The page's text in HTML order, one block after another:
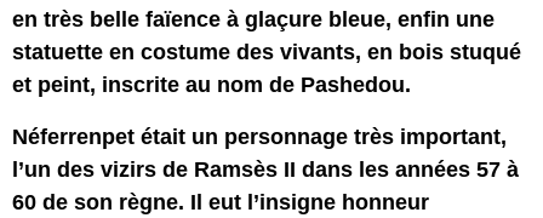
en très belle faïence à glaçure bleue, enfin une
statuette en costume des vivants, en bois stuqué
et peint, inscrite au nom de Pashedou.
Néferrenpet était un personnage très important,
l’un des vizirs de Ramsès II dans les années 57 à
60 de son règne. Il eut l’insigne honneur